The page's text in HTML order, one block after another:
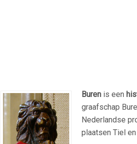
Buren is een
graafschap
Nederlandse
plaatsen Tiel